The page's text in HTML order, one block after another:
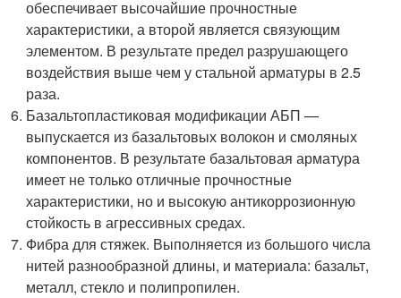
обеспечивает высочайшие прочностные
характеристики, а второй является связующим
элементом. В результате предел разрушающего
воздействия выше чем у стальной арматуры в 2.5
раза.
Базальтопластиковая модификации АБП —
выпускается из базальтовых волокон и смоляных
компонентов. В результате базальтовая арматура
имеет не только отличные прочностные
характеристики, но и высокую антикоррозионную
стойкость в агрессивных средах.
Фибра для стяжек. Выполняется из большого числа
нитей разнообразной длины, и материала: базальт,
металл, стекло и полипропилен.